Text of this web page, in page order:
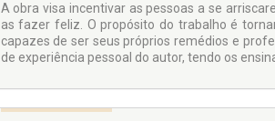
A obra visa incentivar as pessoas a se
as fazer feliz. O propósito do trabalho é
capazes de ser seus próprios remédios e
de experiência pessoal do autor, tendo os